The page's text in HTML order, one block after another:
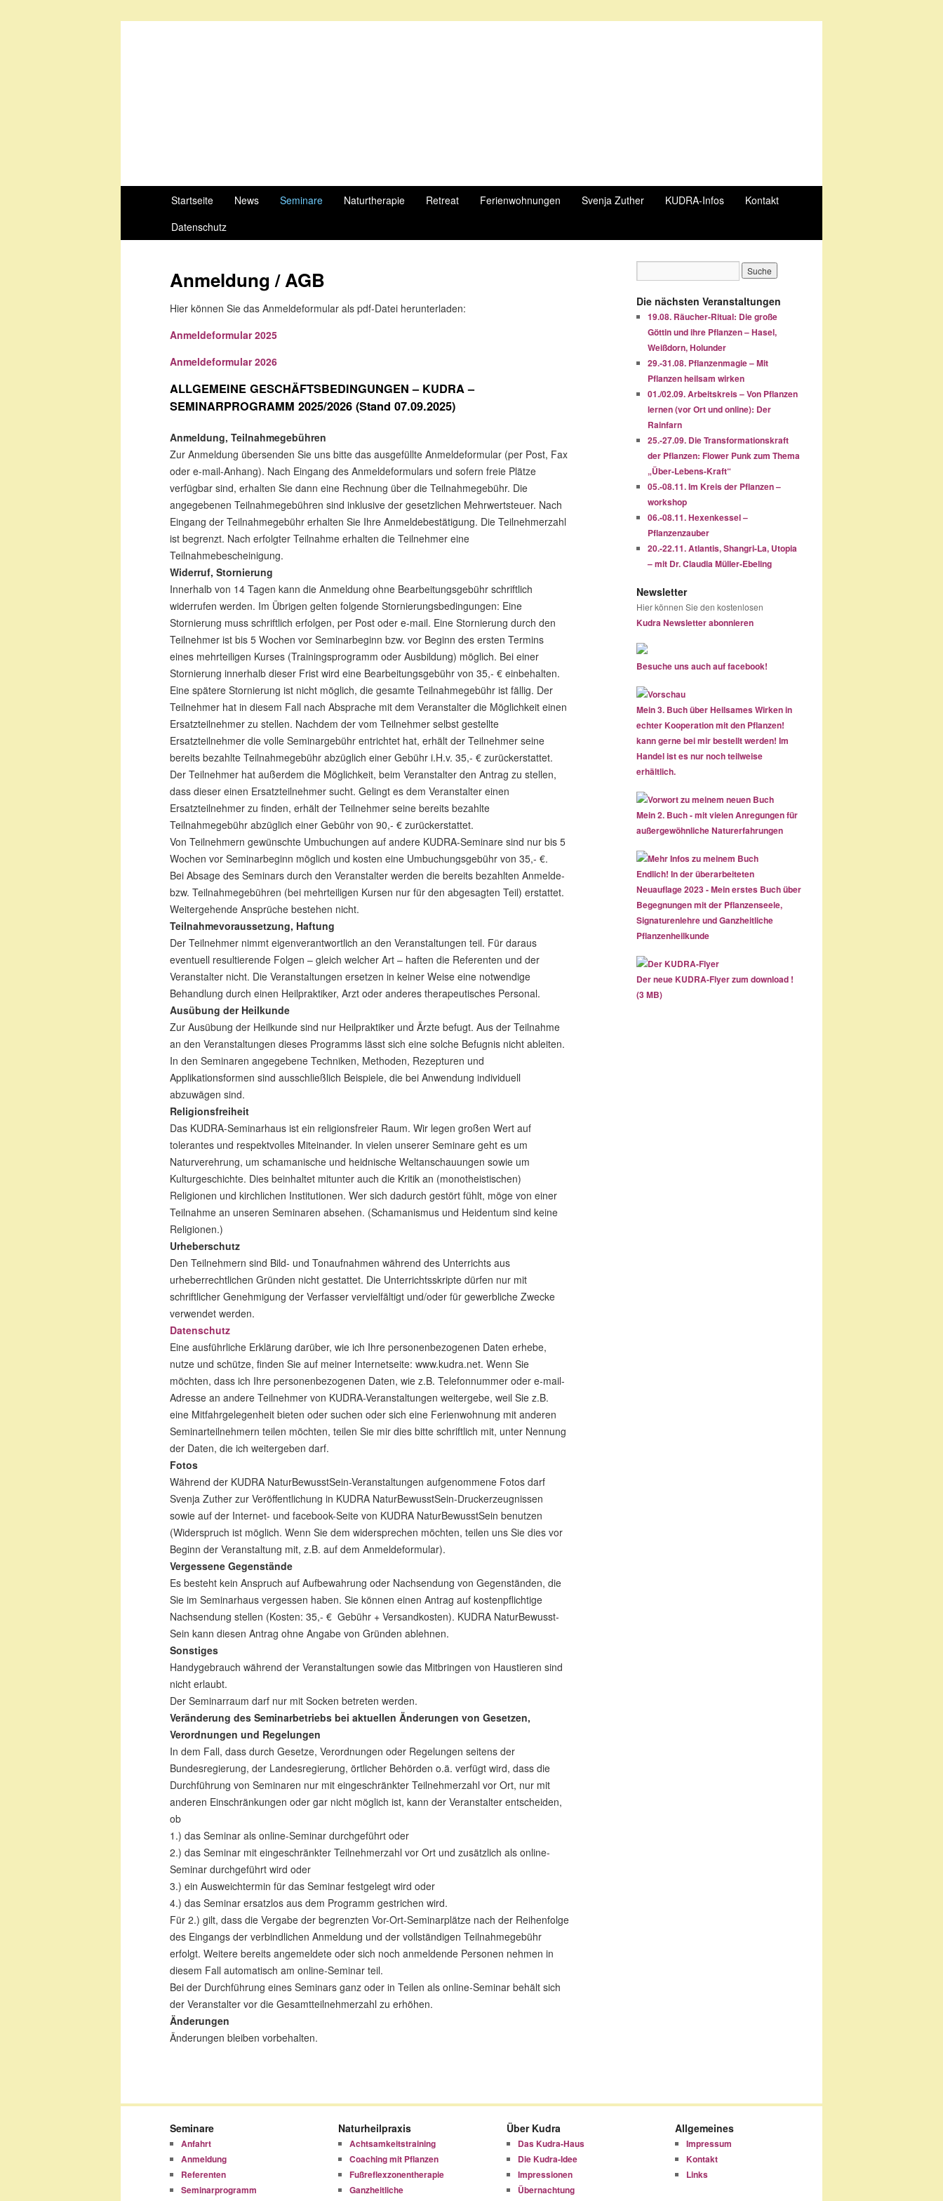
Startseite News Seminare Naturtherapie Retreat Ferienwohnungen Svenja Zuther KUDRA-Infos
Kontakt
Datenschutz
Anmeldung / AGB
Hier können Sie das Anmeldeformular als pdf-Datei herunterladen:
Anmeldeformular 2025
Anmeldeformular 2026
ALLGEMEINE GESCHÄFTSBEDINGUNGEN – KUDRA –
SEMINARPROGRAMM 2025/2026 (Stand 07.09.2025)
Anmeldung, Teilnahmegebühren
Zur Anmeldung übersenden Sie uns bitte das ausgefüllte Anmeldeformular (per Post, Fax
oder e-mail-Anhang). Nach Eingang des Anmeldeformulars und sofern freie Plätze
verfügbar sind, erhalten Sie dann eine Rechnung über die Teilnahmegebühr. Die
angegebenen Teilnahmegebühren sind inklusive der gesetzlichen Mehrwertsteuer. Nach
Eingang der Teilnahmegebühr erhalten Sie Ihre Anmeldebestätigung. Die Teilnehmerzahl
ist begrenzt. Nach erfolgter Teilnahme erhalten die Teilnehmer eine
Teilnahmebescheinigung.
Widerruf, Stornierung
Innerhalb von 14 Tagen kann die Anmeldung ohne Bearbeitungsgebühr schriftlich
widerrufen werden. Im Übrigen gelten folgende Stornierungsbedingungen: Eine
Stornierung muss schriftlich erfolgen, per Post oder e-mail. Eine Stornierung durch den
Teilnehmer ist bis 5 Wochen vor Seminarbeginn bzw. vor Beginn des ersten Termins
eines mehrteiligen Kurses (Trainingsprogramm oder Ausbildung) möglich. Bei einer
Stornierung innerhalb dieser Frist wird eine Bearbeitungsgebühr von 35,- € einbehalten.
Eine spätere Stornierung ist nicht möglich, die gesamte Teilnahmegebühr ist fällig. Der
Teilnehmer hat in diesem Fall nach Absprache mit dem Veranstalter die Möglichkeit einen
Ersatzteilnehmer zu stellen. Nachdem der vom Teilnehmer selbst gestellte
Ersatzteilnehmer die volle Seminargebühr entrichtet hat, erhält der Teilnehmer seine
bereits bezahlte Teilnahmegebühr abzüglich einer Gebühr i.H.v. 35,- € zurückerstattet.
Der Teilnehmer hat außerdem die Möglichkeit, beim Veranstalter den Antrag zu stellen,
dass dieser einen Ersatzteilnehmer sucht. Gelingt es dem Veranstalter einen
Ersatzteilnehmer zu finden, erhält der Teilnehmer seine bereits bezahlte
Teilnahmegebühr abzüglich einer Gebühr von 90,- € zurückerstattet.
Von Teilnehmern gewünschte Umbuchungen auf andere KUDRA-Seminare sind nur bis 5
Wochen vor Seminarbeginn möglich und kosten eine Umbuchungsgebühr von 35,- €.
Bei Absage des Seminars durch den Veranstalter werden die bereits bezahlten Anmelde-
bzw. Teilnahmegebühren (bei mehrteiligen Kursen nur für den abgesagten Teil) erstattet.
Weitergehende Ansprüche bestehen nicht.
Teilnahmevoraussetzung, Haftung
Der Teilnehmer nimmt eigenverantwortlich an den Veranstaltungen teil. Für daraus
eventuell resultierende Folgen – gleich welcher Art – haften die Referenten und der
Veranstalter nicht. Die Veranstaltungen ersetzen in keiner Weise eine notwendige
Behandlung durch einen Heilpraktiker, Arzt oder anderes therapeutisches Personal.
Ausübung der Heilkunde
Zur Ausübung der Heilkunde sind nur Heilpraktiker und Ärzte befugt. Aus der Teilnahme
an den Veranstaltungen dieses Programms lässt sich eine solche Befugnis nicht ableiten.
In den Seminaren angegebene Techniken, Methoden, Rezepturen und
Applikationsformen sind ausschließlich Beispiele, die bei Anwendung individuell
abzuwägen sind.
Religionsfreiheit
Das KUDRA-Seminarhaus ist ein religionsfreier Raum. Wir legen großen Wert auf
tolerantes und respektvolles Miteinander. In vielen unserer Seminare geht es um
Naturverehrung, um schamanische und heidnische Weltanschauungen sowie um
Kulturgeschichte. Dies beinhaltet mitunter auch die Kritik an (monotheistischen)
Religionen und kirchlichen Institutionen. Wer sich dadurch gestört fühlt, möge von einer
Teilnahme an unseren Seminaren absehen. (Schamanismus und Heidentum sind keine
Religionen.)
Urheberschutz
Den Teilnehmern sind Bild- und Tonaufnahmen während des Unterrichts aus
urheberrechtlichen Gründen nicht gestattet. Die Unterrichtsskripte dürfen nur mit
schriftlicher Genehmigung der Verfasser vervielfältigt und/oder für gewerbliche Zwecke
verwendet werden.
Datenschutz
Eine ausführliche Erklärung darüber, wie ich Ihre personenbezogenen Daten erhebe,
nutze und schütze, finden Sie auf meiner Internetseite: www.kudra.net. Wenn Sie
möchten, dass ich Ihre personenbezogenen Daten, wie z.B. Telefonnummer oder e-mail-
Adresse an andere Teilnehmer von KUDRA-Veranstaltungen weitergebe, weil Sie z.B.
eine Mitfahrgelegenheit bieten oder suchen oder sich eine Ferienwohnung mit anderen
Seminarteilnehmern teilen möchten, teilen Sie mir dies bitte schriftlich mit, unter Nennung
der Daten, die ich weitergeben darf.
Fotos
Während der KUDRA NaturBewusstSein-Veranstaltungen aufgenommene Fotos darf
Svenja Zuther zur Veröffentlichung in KUDRA NaturBewusstSein-Druckerzeugnissen
sowie auf der Internet- und facebook-Seite von KUDRA NaturBewusstSein benutzen
(Widerspruch ist möglich. Wenn Sie dem widersprechen möchten, teilen uns Sie dies vor
Beginn der Veranstaltung mit, z.B. auf dem Anmeldeformular).
Vergessene Gegenstände
Es besteht kein Anspruch auf Aufbewahrung oder Nachsendung von Gegenständen, die
Sie im Seminarhaus vergessen haben. Sie können einen Antrag auf kostenpflichtige
Nachsendung stellen (Kosten: 35,- € Gebühr + Versandkosten). KUDRA NaturBewusst-
Sein kann diesen Antrag ohne Angabe von Gründen ablehnen.
Sonstiges
Handygebrauch während der Veranstaltungen sowie das Mitbringen von Haustieren sind
nicht erlaubt.
Der Seminarraum darf nur mit Socken betreten werden.
Veränderung des Seminarbetriebs bei aktuellen Änderungen von Gesetzen,
Verordnungen und Regelungen
In dem Fall, dass durch Gesetze, Verordnungen oder Regelungen seitens der
Bundesregierung, der Landesregierung, örtlicher Behörden o.ä. verfügt wird, dass die
Durchführung von Seminaren nur mit eingeschränkter Teilnehmerzahl vor Ort, nur mit
anderen Einschränkungen oder gar nicht möglich ist, kann der Veranstalter entscheiden,
ob
1.) das Seminar als online-Seminar durchgeführt oder
2.) das Seminar mit eingeschränkter Teilnehmerzahl vor Ort und zusätzlich als online-
Seminar durchgeführt wird oder
3.) ein Ausweichtermin für das Seminar festgelegt wird oder
4.) das Seminar ersatzlos aus dem Programm gestrichen wird.
Für 2.) gilt, dass die Vergabe der begrenzten Vor-Ort-Seminarplätze nach der Reihenfolge
des Eingangs der verbindlichen Anmeldung und der vollständigen Teilnahmegebühr
erfolgt. Weitere bereits angemeldete oder sich noch anmeldende Personen nehmen in
diesem Fall automatisch am online-Seminar teil.
Bei der Durchführung eines Seminars ganz oder in Teilen als online-Seminar behält sich
der Veranstalter vor die Gesamtteilnehmerzahl zu erhöhen.
Änderungen
Änderungen bleiben vorbehalten.
Die nächsten Veranstaltungen
19.08. Räucher-Ritual: Die große
Göttin und ihre Pflanzen – Hasel,
Weißdorn, Holunder
29.-31.08. Pflanzenmagie – Mit
Pflanzen heilsam wirken
01./02.09. Arbeitskreis – Von Pflanzen
lernen (vor Ort und online): Der
Rainfarn
25.-27.09. Die Transformationskraft
der Pflanzen: Flower Punk zum Thema
„Über-Lebens-Kraft“
05.-08.11. Im Kreis der Pflanzen –
workshop
06.-08.11. Hexenkessel –
Pflanzenzauber
20.-22.11. Atlantis, Shangri-La, Utopia
– mit Dr. Claudia Müller-Ebeling
Newsletter
Hier können Sie den kostenlosen
Kudra Newsletter abonnieren
Besuche uns auch auf facebook!
Mein 3. Buch über Heilsames Wirken in
echter Kooperation mit den Pflanzen!
kann gerne bei mir bestellt werden! Im
Handel ist es nur noch teilweise
erhältlich.
Mein 2. Buch - mit vielen Anregungen für
außergewöhnliche Naturerfahrungen
Endlich! In der überarbeiteten
Neuauflage 2023 - Mein erstes Buch über
Begegnungen mit der Pflanzenseele,
Signaturenlehre und Ganzheitliche
Pflanzenheilkunde
Der neue KUDRA-Flyer zum download !
(3 MB)
Seminare
Anfahrt
Anmeldung
Referenten
Seminarprogramm
Naturheilpraxis
Achtsamkeitstraining
Coaching mit Pflanzen
Fußreflexzonentherapie
Ganzheitliche
Über Kudra
Das Kudra-Haus
Die Kudra-Idee
Impressionen
Übernachtung
Allgemeines
Impressum
Kontakt
Links